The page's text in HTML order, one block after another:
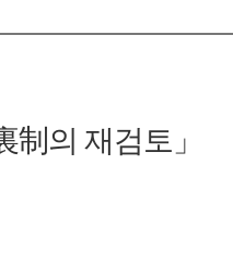
의 재검토」